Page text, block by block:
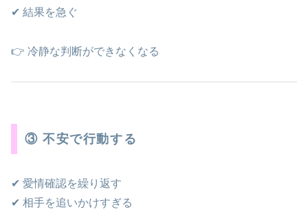
✔ 結果を急ぐ
👉 冷静な判断ができなくなる
③ 不安で行動する
✔ 愛情確認を繰り返す
✔ 相手を追いかけすぎる